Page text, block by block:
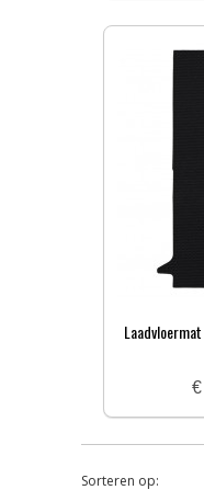
Sorteren op: